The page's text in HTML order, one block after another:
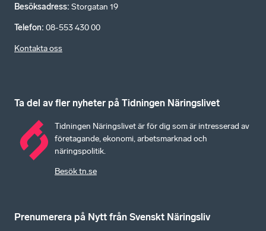
Besöksadress: Storgatan 19
Telefon: 08-553 430 00
Kontakta oss
Ta del av fler nyheter på Tidningen Näringslivet
Tidningen Näringslivet är för dig som är intresserad av
företagande, ekonomi, arbetsmarknad och
näringspolitik.
Besök tn.se
Prenumerera på Nytt från Svenskt Näringsliv